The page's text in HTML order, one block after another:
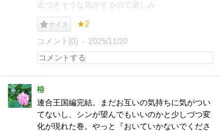
近づきそうな気がするので楽しみ
ナイス ★2
コメント(0) 2025/11/20
栫
連合王国編完結。まだお互いの気持ちに気がつい
てないし、シンが望んでもいいのかと少しづつ変
化が現れた巻。やっと『おいていかないでくださ